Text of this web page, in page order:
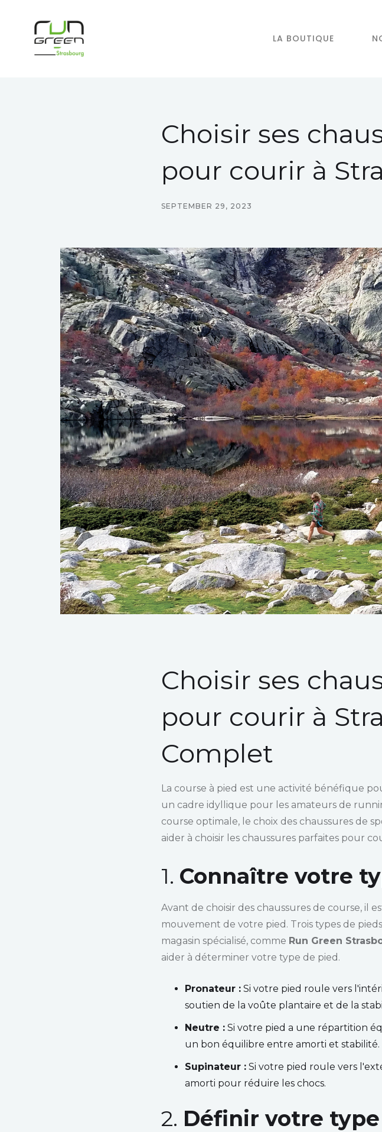
LA BOUTIQUE
Choisir ses
pour courir à
SEPTEMBER 29, 2023
Choisir ses
pour courir à
Complet
La course à pied est une activité bénéfique
un cadre idyllique pour les amateurs de
course optimale, le choix des chaussures de
aider à choisir les chaussures parfaites pour
1. Connaître votre
Avant de choisir des chaussures de course, il
mouvement de votre pied. Trois types de
magasin spécialisé, comme Run Green
aider à déterminer votre type de pied.
Pronateur : Si votre pied roule vers
soutien de la voûte plantaire et de la
Neutre : Si votre pied a une répartition
un bon équilibre entre amorti et stabilité.
Supinateur : Si votre pied roule vers
amorti pour réduire les chocs.
2. Définir votre